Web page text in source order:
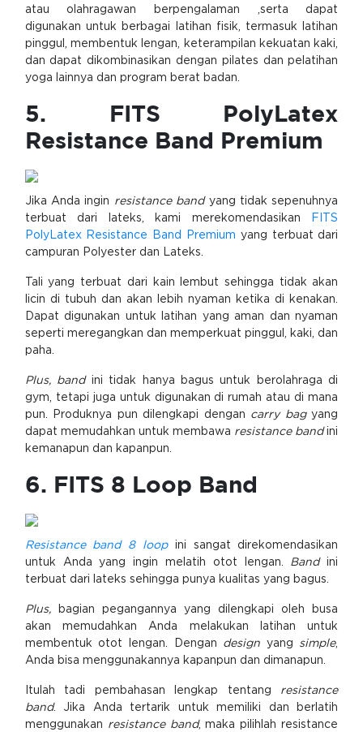
atau olahragawan berpengalaman ,serta dapat
digunakan untuk berbagai latihan fisik, termasuk latihan
pinggul, membentuk lengan, keterampilan kekuatan kaki,
dan dapat dikombinasikan dengan pilates dan pelatihan
yoga lainnya dan program berat badan.
5. FITS PolyLatex
Resistance Band Premium
Jika Anda ingin resistance bandyang tidak sepenuhnya
terbuat dari lateks, kami merekomendasikan
FITS
PolyLatex Resistance Band Premium yang terbuat dari
campuran Polyester dan Lateks.
Tali yang terbuat dari kain lembut sehingga tidak akan
licin di tubuh dan akan lebih nyaman ketika di kenakan.
Dapat digunakan untuk latihan yang aman dan nyaman
seperti meregangkan dan memperkuat pinggul, kaki, dan
paha.
Plus, bandini tidak hanya bagus untuk berolahraga di
gym, tetapi juga untuk digunakan di rumah atau di mana
pun. Produknya pun dilengkapi dengan carry bagyang
dapat memudahkan untuk membawa resistance bandini
kemanapun dan kapanpun.
6. FITS 8 Loop Band
Resistance band 8 loopini sangat direkomendasikan
untuk Anda yang ingin melatih otot lengan. Bandini
terbuat dari lateks sehingga punya kualitas yang bagus.
Plus,
bagian pegangannya yang dilengkapi oleh busa
akan memudahkan Anda melakukan latihan untuk
membentuk otot lengan. Dengan design yang simple,
Anda bisa menggunakannya kapanpun dan dimanapun.
Itulah tadi pembahasan lengkap tentang resistance
band. Jika Anda tertarik untuk memiliki dan berlatih
menggunakan resistance band, maka pilihlah resistance